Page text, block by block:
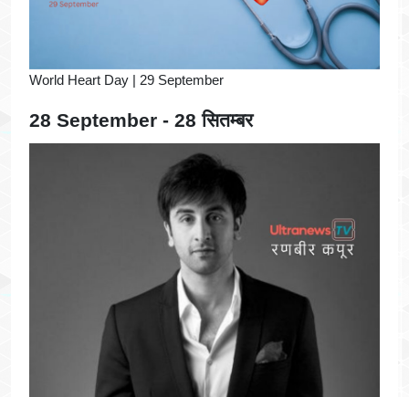
World Heart Day | 29 September
28 September - 28 सितम्बर